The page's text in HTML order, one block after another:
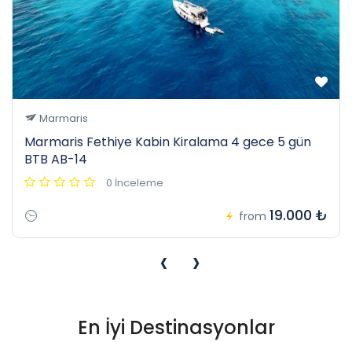
Marmaris
Marmaris Fethiye Kabin Kiralama 4 gece 5 gün
BTB AB-14
0 İnceleme
from 19.000 ₺
‹ ›
En İyi Destinasyonlar